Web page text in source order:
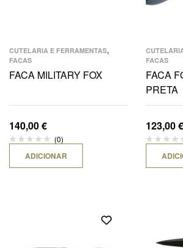
CUTELARIA E FERRAMENTAS,
FACAS
FACA MILITARY FOX
140,00€
(0)
ADICIONAR
FACAS
FACA
PRETA
123,00€